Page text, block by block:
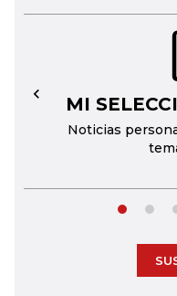
MI
Noticias
←